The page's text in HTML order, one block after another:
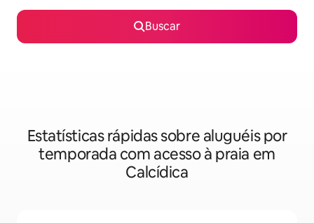
Buscar
Estatísticas rápidas sobre aluguéis por
temporada com acesso à praia em
Calcídica